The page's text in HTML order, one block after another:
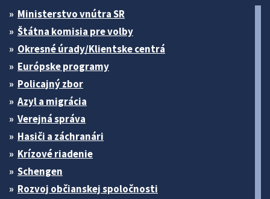
Ministerstvo vnútra SR
Štátna komisia pre volby
Okresné úrady/Klientske centrá
Európske programy
Policajný zbor
Azyl a migrácia
Verejná správa
Hasiči a záchranári
Krízové riadenie
Schengen
Rozvoj občianskej spoločnosti